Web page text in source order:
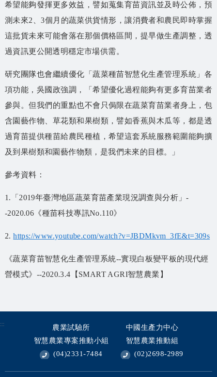
希望能夠發揮更多效益，譬如蒐集育苗資訊並及時公佈，預
測未來2、3個月的蔬菜供貨情形，讓消費者和農民即時掌握
這批貨未來可能會落在那個價格區間，提早做生產調整，透
過資訊更公開透明穩定市場供需。
研究團隊也會繼續優化「蔬菜種苗智慧化生產管理系統」各
項功能，吳國政強調，「希望優化過程能夠有更多育苗業者
參與。但我們的重點也不會只侷限在蔬菜育苗業者身上，包
含園藝作物、草花類和果樹類，譬如香蕉與木瓜等，都是透
過育苗提供種苗給農民種植，希望這套系統服務範圍能夠擴
及到果樹類和園藝作物類，是我們未來的目標。」
參考資料：
1.「2019年臺灣地區蔬菜育苗產業現況調查與分析」-
-2020.06《種苗科技專訊No.110》
2.https://www.youtube.com/watch?v=JBDMkvm_3fE&t=309s
《蔬菜育苗智慧化生產管理系統--實現白板變平板的現代經
營模式》--2020.3.4【SMART AGRI智慧農業】
:::
農業試驗所
智慧農業專案推動小組
(04)2331-7484
中國生產力中心
智慧農業推動組
(02)2698-2989